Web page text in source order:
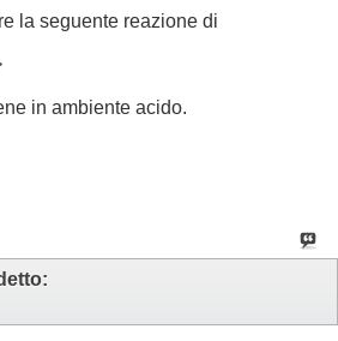
la seguente reazione di
in ambiente acido.